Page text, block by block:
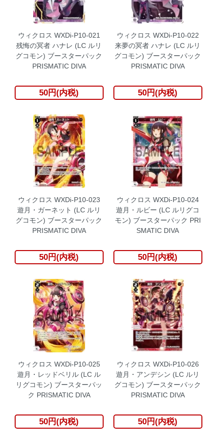
ウィクロス WXDi-P10-021
残悔の冥者 ハナレ (LC ルリ
グコモン) ブースターパック
PRISMATIC DIVA
50円(内税)
ウィクロス WXDi-P10-022
来夢の冥者 ハナレ (LC ルリ
グコモン) ブースターパック
PRISMATIC DIVA
50円(内税)
ウィクロス WXDi-P10-023
遊月・ガーネット (LC ルリ
グコモン) ブースターパック
PRISMATIC DIVA
50円(内税)
ウィクロス WXDi-P10-024
遊月・ルビー (LC ルリグコ
モン) ブースターパック PRI
SMATIC DIVA
50円(内税)
ウィクロス WXDi-P10-025
遊月・レッドベリル (LC ル
リグコモン) ブースターパッ
ク PRISMATIC DIVA
50円(内税)
ウィクロス WXDi-P10-026
遊月・アンデシン (LC ルリ
グコモン) ブースターパック
PRISMATIC DIVA
50円(内税)